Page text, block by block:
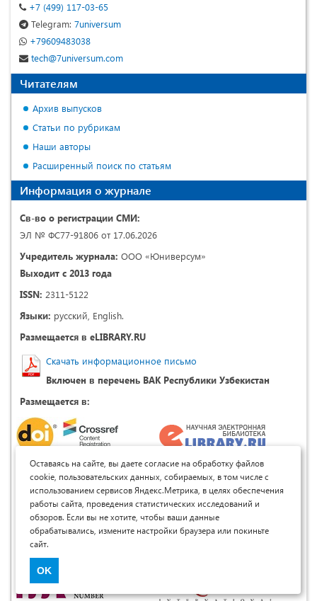
+7 (499) 117-03-65
Telegram: 7universum
+79609483038
tech@7universum.com
Читателям
Архив выпусков
Статьи по рубрикам
Наши авторы
Расширенный поиск по статьям
Информация о журнале
Св-во о регистрации СМИ:
ЭЛ № ФС77-91806 от 17.06.2026
Учредитель журнала: ООО «Юниверсум»
Выходит с 2013 года
ISSN: 2311-5122
Языки: русский, English.
Размещается в eLIBRARY.RU
Скачать информационное письмо
Включен в перечень ВАК Республики Узбекистан
Размещается в:
Оставаясь на сайте, вы даете согласие на обработку файлов
cookie, пользовательских данных, собираемых, в том числе с
использованием сервисов Яндекс.Метрика, в целях обеспечения
работы сайта, проведения статистических исследований и
обзоров. Если вы не хотите, чтобы ваши данные
обрабатывались, измените настройки браузера или покиньте
сайт.
OK